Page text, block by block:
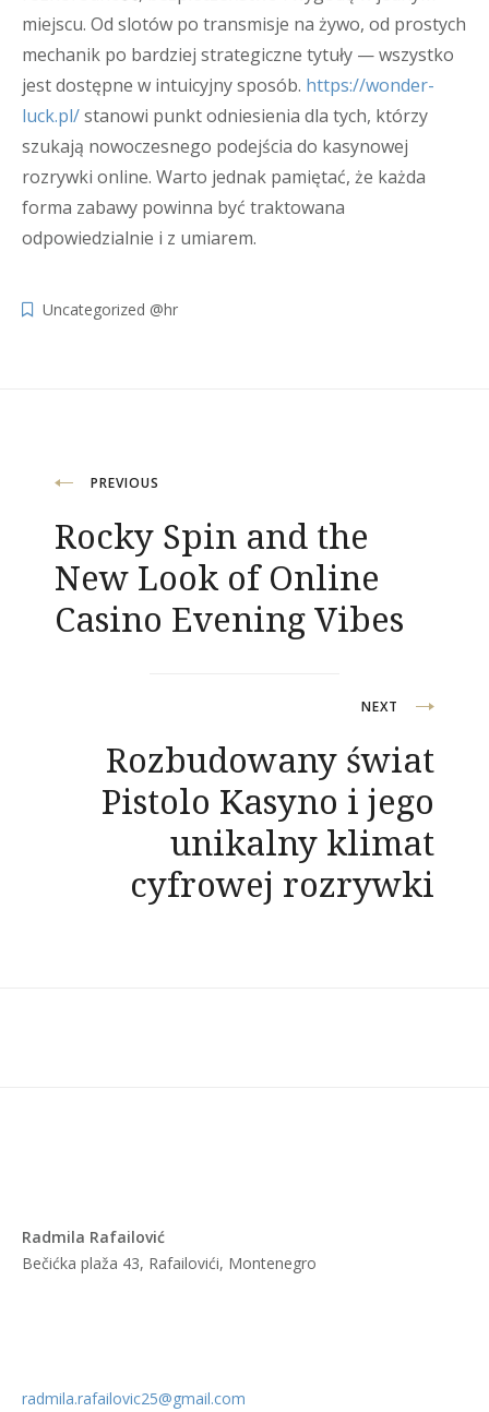
miejscu. Od slotów po transmisje na żywo, od prostych
mechanik po bardziej strategiczne tytuły — wszystko
jest dostępne w intuicyjny sposób. https://wonder-
luck.pl/stanowi punkt odniesienia dla tych, którzy
szukają nowoczesnego podejścia do kasynowej
rozrywki online. Warto jednak pamiętać, że każda
forma zabawy powinna być traktowana
odpowiedzialnie i z umiarem.
Uncategorized @hr
Navigacija
objava
PREVIOUS
Rocky Spin and the
New Look of Online
Casino Evening Vibes
NEXT
Rozbudowany świat
Pistolo Kasyno i jego
unikalny klimat
cyfrowej rozrywki
Radmila Rafailović
Bečićka plaža 43, Rafailovići, Montenegro
radmila.rafailovic25@gmail.com